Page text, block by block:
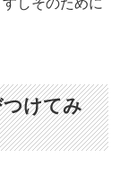
つけてみ